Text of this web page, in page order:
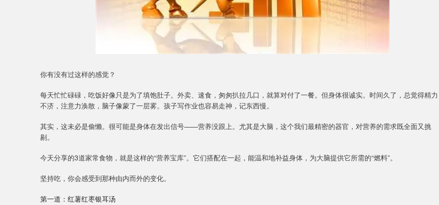
你有没有过这样的感觉？
每天忙忙碌碌，吃饭好像只是为了填饱肚子。外卖、速食，匆匆扒拉几口，就算对付了一餐。但身体很诚实。时间久了，总觉得精力
不济，注意力涣散，脑子像蒙了一层雾。孩子写作业也容易走神，记东西慢。
其实，这未必是偷懒。很可能是身体在发出信号——营养没跟上。尤其是大脑，这个我们最精密的器官，对营养的需求既全面又挑
剔。
今天分享的3道家常食物，就是这样的“营养宝库”。它们搭配在一起，能温和地补益身体，为大脑提供它所需的“燃料”。
坚持吃，你会感受到那种由内而外的变化。
第一道：红薯红枣银耳汤